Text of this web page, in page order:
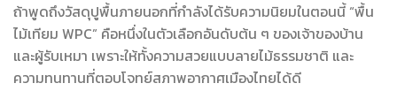
ถ้าพูดถึงวัสดุปูพื้นภายนอกที่กำลังได้รับความนิยมในตอนนี้ “พื้น
ไม้เทียม WPC” คือหนึ่งในตัวเลือกอันดับต้น ๆ ของเจ้าของบ้าน
และผู้รับเหมา เพราะให้ทั้งความสวยแบบลายไม้ธรรมชาติ และ
ความทนทานที่ตอบโจทย์สภาพอากาศเมืองไทยได้ดี